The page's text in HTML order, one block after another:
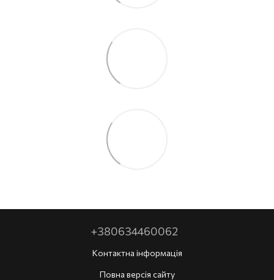
+380634460062
Контактна інформація
Повна версія сайту